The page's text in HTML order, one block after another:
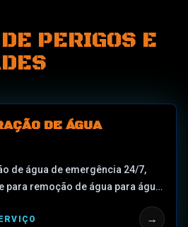
PERIGOS E
DE ÁGUA
de água de emergência 24/7,
para remoção de água para água
de encanamento,
→